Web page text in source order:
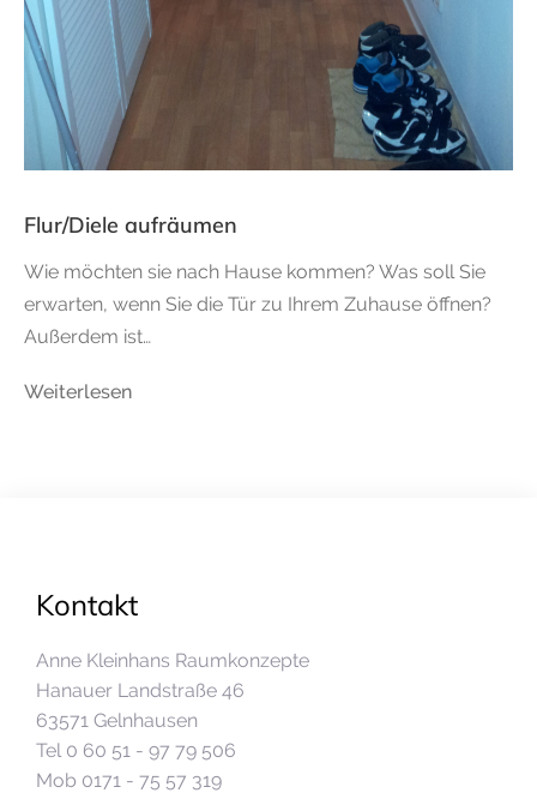
Flur/Diele aufräumen
Wie möchten sie nach Hause kommen? Was soll Sie
erwarten, wenn Sie die Tür zu Ihrem Zuhause öffnen?
Außerdem ist…
Weiterlesen
Kontakt
Anne Kleinhans Raumkonzepte
Hanauer Landstraße 46
63571 Gelnhausen
Tel 0 60 51 - 97 79 506
Mob 0171 - 75 57 319